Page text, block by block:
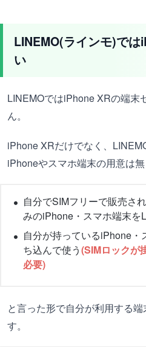
LINEMO(ラインモ)で
い
LINEMOではiPhone XRの端末
ん。
iPhone XRだけでなく、
iPhoneやスマホ端末の用意は無
自分でSIMフリーで販売さ
みのiPhone・スマホ端末を
自分が持っているiPhone
ち込んで使う(SIMロックが
必要)
と言った形で自分が利用する
す。